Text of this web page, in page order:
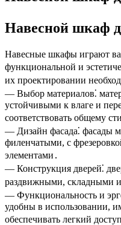
Навесной шкаф
Навесные шкафы играют
функциональной и
их проектировании
— Выбор материалов⁚
устойчивыми к влаге и
соответствовать общему
— Дизайн фасада⁚ фасады
филенчатыми, с
элементами․
— Конструкция дверей⁚
раздвижными, складными
— Функциональность и
удобны в использовании,
обеспечивать легкий